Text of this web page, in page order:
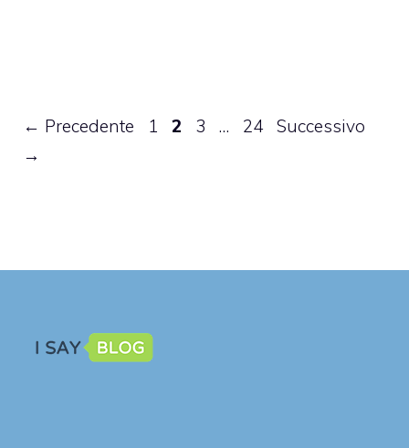
← Precedente Pagina
1 Pagina
2 Pagina
3 … Pagina
24
Successivo
→